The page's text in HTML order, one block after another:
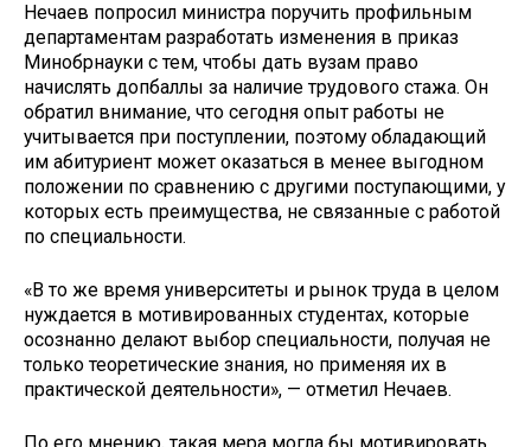
Нечаев попросил министра поручить профильным
департаментам разработать изменения в приказ
Минобрнауки с тем, чтобы дать вузам право
начислять допбаллы за наличие трудового стажа. Он
обратил внимание, что сегодня опыт работы не
учитывается при поступлении, поэтому обладающий
им абитуриент может оказаться в менее выгодном
положении по сравнению с другими поступающими, у
которых есть преимущества, не связанные с работой
по специальности.
«В то же время университеты и рынок труда в целом
нуждается в мотивированных студентах, которые
осознанно делают выбор специальности, получая не
только теоретические знания, но применяя их в
практической деятельности», — отметил Нечаев.